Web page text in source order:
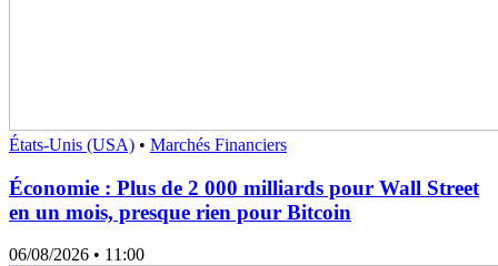
États-Unis (USA) • Marchés Financiers
Économie : Plus de 2 000 milliards pour Wall Street
en un mois, presque rien pour Bitcoin
06/08/2026 • 11:00